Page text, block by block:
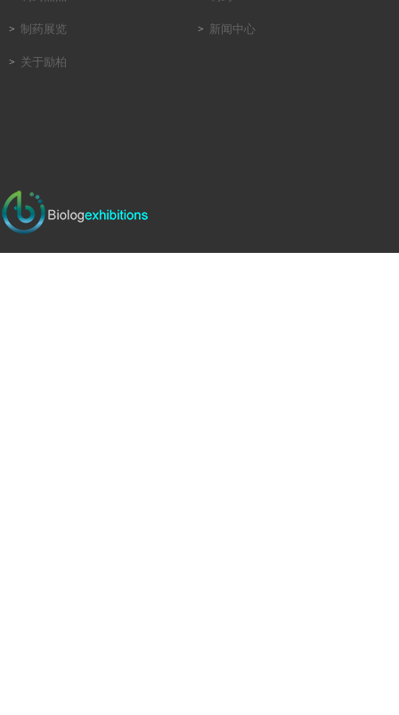
> 制药展览 > 新闻中心
> 关于励柏